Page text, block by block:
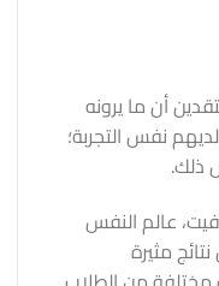
أن ما يرونه
نفس التجربة؛
ذلك.
عالم النفس
مثيرة